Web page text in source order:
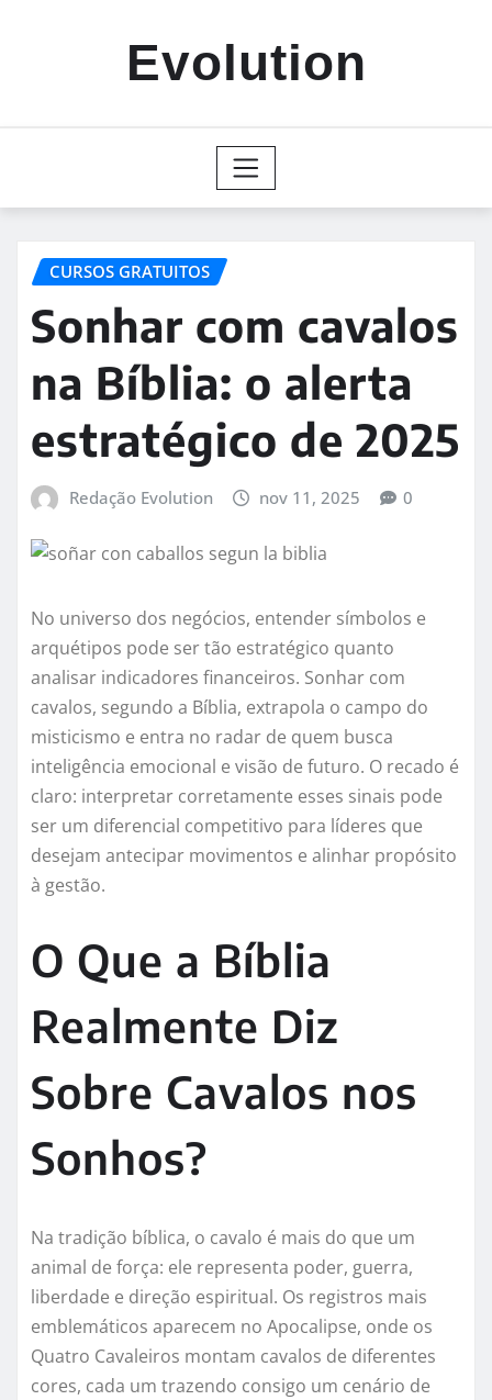
Evolution
CURSOS GRATUITOS
Sonhar com cavalos
na Bíblia: o alerta
estratégico de 2025
Redação Evolution nov 11, 2025 0
No universo dos negócios, entender símbolos e
arquétipos pode ser tão estratégico quanto
analisar indicadores financeiros. Sonhar com
cavalos, segundo a Bíblia, extrapola o campo do
misticismo e entra no radar de quem busca
inteligência emocional e visão de futuro. O recado é
claro: interpretar corretamente esses sinais pode
ser um diferencial competitivo para líderes que
desejam antecipar movimentos e alinhar propósito
à gestão.
O Que a Bíblia
Realmente Diz
Sobre Cavalos nos
Sonhos?
Na tradição bíblica, o cavalo é mais do que um
animal de força: ele representa poder, guerra,
liberdade e direção espiritual. Os registros mais
emblemáticos aparecem no Apocalipse, onde os
Quatro Cavaleiros montam cavalos de diferentes
cores, cada um trazendo consigo um cenário de